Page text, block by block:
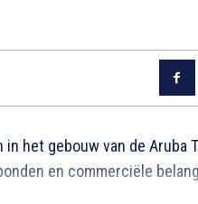
het gebouw van de Aruba
en commerciële